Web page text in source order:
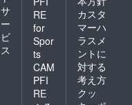
サ
ー
ビ
ス
RE
for
Spor
ts
CAM
PFI
RE
カスタ
マーハ
ラスメ
ントに
対する
考え方
クッ